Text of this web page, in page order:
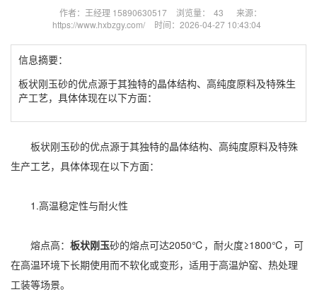
作者：王经理 15890630517 浏览量： 43
来源：
https://www.hxbzgy.com/
时间：2026-04-27 10:43:04
信息摘要：
板状刚玉砂的优点源于其独特的晶体结构、高纯度原料及特殊生
产工艺，具体体现在以下方面：
板状刚玉砂的优点源于其独特的晶体结构、高纯度原料及特殊
生产工艺，具体体现在以下方面：
1.高温稳定性与耐火性
熔点高： 板状刚玉砂的熔点可达2050℃，耐火度≥1800℃，可
在高温环境下长期使用而不软化或变形，适用于高温炉窑、热处理
工装等场景。